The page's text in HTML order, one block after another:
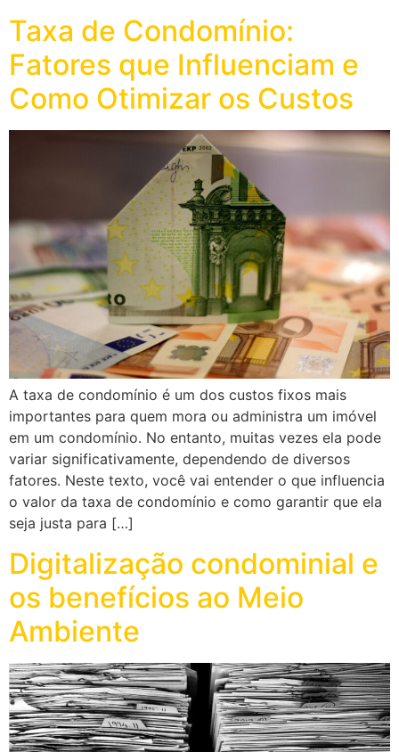
Taxa de Condomínio:
Fatores que Influenciam e
Como Otimizar os Custos
A taxa de condomínio é um dos custos fixos mais
importantes para quem mora ou administra um imóvel
em um condomínio. No entanto, muitas vezes ela pode
variar significativamente, dependendo de diversos
fatores. Neste texto, você vai entender o que influencia
o valor da taxa de condomínio e como garantir que ela
seja justa para […]
Digitalização condominial e
os benefícios ao Meio
Ambiente